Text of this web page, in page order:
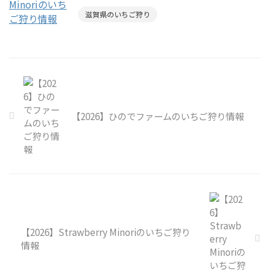
滋賀県のいちご狩り
【2026】ひのでファームのいちご狩り情報
【2026】Strawberry Minoriのいちご狩り
情報